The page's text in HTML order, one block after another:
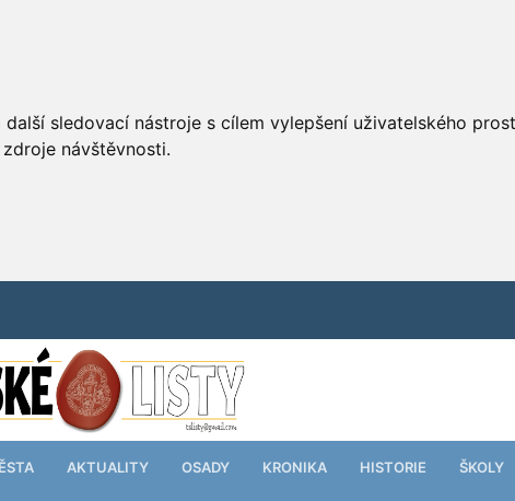
sledovací nástroje s cílem vylepšení uživatelského
návštěvnosti.
AKTUALITY OSADY KRONIKA HISTORIE ŠKOLY